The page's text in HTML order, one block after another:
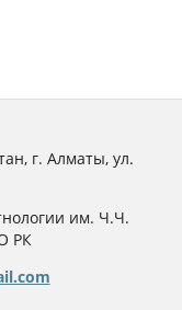
г. Алматы, ул.
им. Ч.Ч.
РК